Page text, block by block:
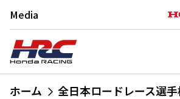
Media
ホーム 全日本ロードレース選